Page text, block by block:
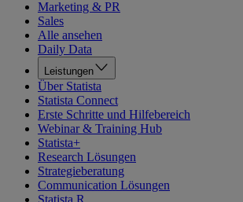
Marketing & PR
Sales
Alle ansehen
Daily Data
Leistungen
Über Statista
Statista Connect
Erste Schritte und Hilfebereich
Webinar & Training Hub
Statista+
Research Lösungen
Strategieberatung
Communication Lösungen
Statista R